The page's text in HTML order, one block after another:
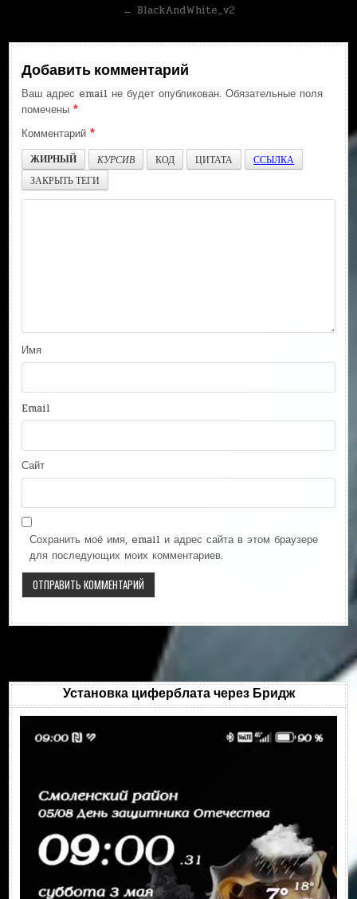
← BlackAndWhite_v2
Добавить комментарий
Ваш адрес email не будет опубликован. Обязательные поля
помечены*
Комментарий*
ЖИРНЫЙ
КУРСИВ КОД ЦИТАТА
ССЫЛКА
ЗАКРЫТЬ ТЕГИ
Имя
Email
Сайт
Сохранить моё имя, email и адрес сайта в этом браузере
для последующих моих комментариев.
Установка циферблата через Бридж